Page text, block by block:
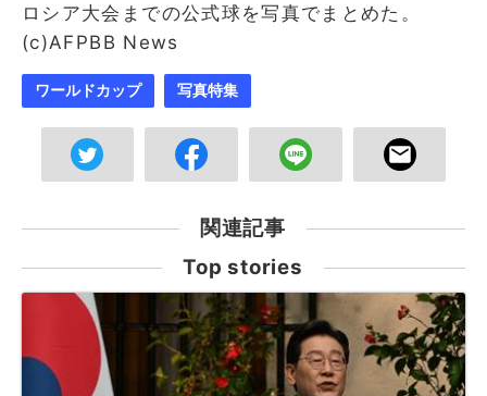
ロシア大会までの公式球を写真でまとめた。
(c)AFPBB News
ワールドカップ 写真特集
関連記事
Top stories